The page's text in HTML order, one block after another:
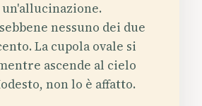
nessuno dei due
La cupola ovale si
ascende al cielo
non lo è affatto.